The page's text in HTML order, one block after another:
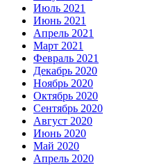
Июль 2021
Июнь 2021
Апрель 2021
Март 2021
Февраль 2021
Декабрь 2020
Ноябрь 2020
Октябрь 2020
Сентябрь 2020
Август 2020
Июнь 2020
Май 2020
Апрель 2020